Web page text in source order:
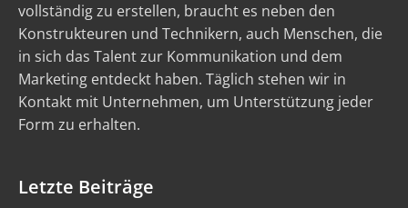
vollständig zu erstellen, braucht es neben den
Konstrukteuren und Technikern, auch Menschen, die
in sich das Talent zur Kommunikation und dem
Marketing entdeckt haben. Täglich stehen wir in
Kontakt mit Unternehmen, um Unterstützung jeder
Form zu erhalten.
Letzte Beiträge